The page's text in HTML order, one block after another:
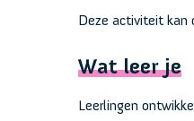
Deze activiteit kan
Wat leer je
Leerlingen